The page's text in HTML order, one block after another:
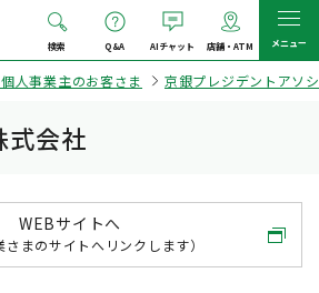
検索 Q&A AIチャット 店舗・ATM メニュー
人事業主のお客さま 京銀プレジデントアソ
会社
WEBサイトへ
さまのサイトへリンクします）